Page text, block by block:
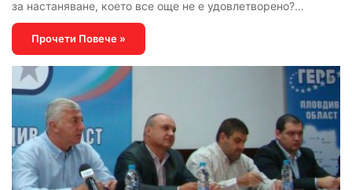
за настаняване, което все още не е удовлетворено?…
Прочети Повече »